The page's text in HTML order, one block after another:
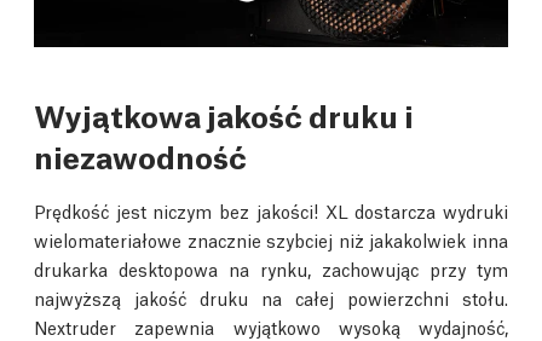
Wyjątkowa jakość druku i
niezawodność
Prędkość jest niczym bez jakości! XL dostarcza wydruki
wielomateriałowe znacznie szybciej niż jakakolwiek inna
drukarka desktopowa na rynku, zachowując przy tym
najwyższą jakość druku na całej powierzchni stołu.
Nextruder zapewnia wyjątkowo wysoką wydajność,